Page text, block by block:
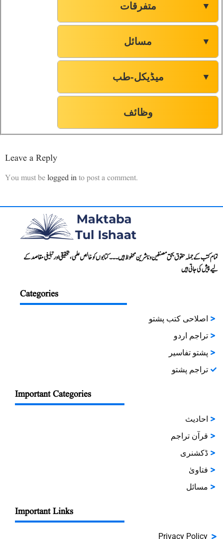
متفرقات ▼
مسائل ▼
میڈیکل-طب ▼
وظائف
Leave a Reply
You must belogged into post a comment.
تمام کتب کے جملہ حقوق بحق مصنفین و ناشرین محفوظ ہیں۔۔۔ کتابوں کو خالص علمی، تحقیقی اور تبلیغی مقاصد کے
لیے پیش کی جاتی ہیں
Categories
اصلاحی کتب پشتو
تراجم اردو
پشتو تفاسیر
تراجم پشتو
Important Categories
احادیث
قرآن تراجم
ڈکشنری
فتاویٰ
مسائل
Important Links
Privacy Policy